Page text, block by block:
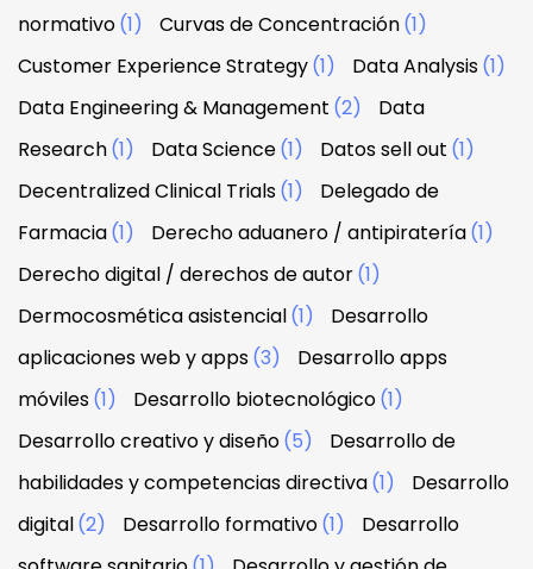
normativo(1) Curvas de Concentración(1)
Customer Experience Strategy(1) Data Analysis(1)
Data Engineering & Management (2)
Data
Research(1) Data Science(1) Datos sell out (1)
Decentralized Clinical Trials(1)
Delegado de
Farmacia(1) Derecho aduanero / antipiratería(1)
Derecho digital / derechos de autor(1)
Dermocosmética asistencial(1)
Desarrollo
aplicaciones web y apps(3)
Desarrollo apps
móviles(1) Desarrollo biotecnológico(1)
Desarrollo creativo y diseño(5)
Desarrollo de
habilidades y competencias directiva(1)
Desarrollo
digital(2) Desarrollo formativo(1)
Desarrollo